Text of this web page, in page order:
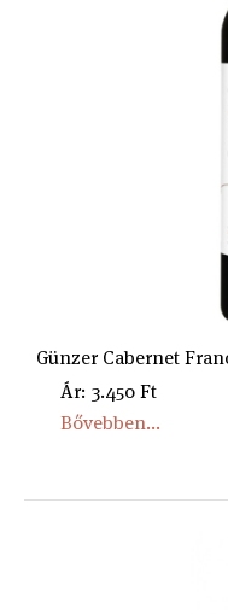
Günzer Cabernet
Ár: 3.450 Ft
Bővebben...